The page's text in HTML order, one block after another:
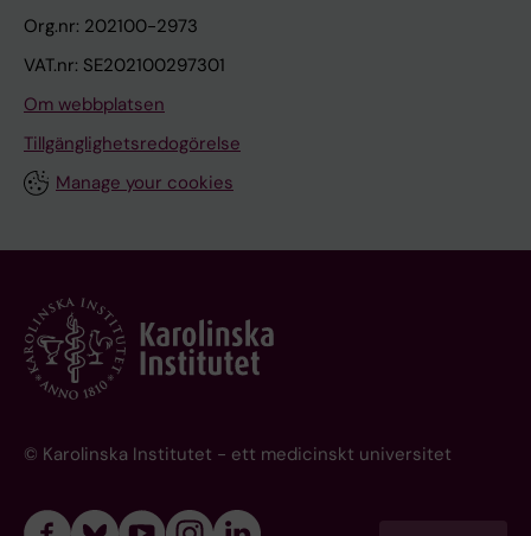
Org.nr: 202100-2973
VAT.nr: SE202100297301
Om webbplatsen
Tillgänglighetsredogörelse
Manage your cookies
© Karolinska Institutet - ett medicinskt universitet